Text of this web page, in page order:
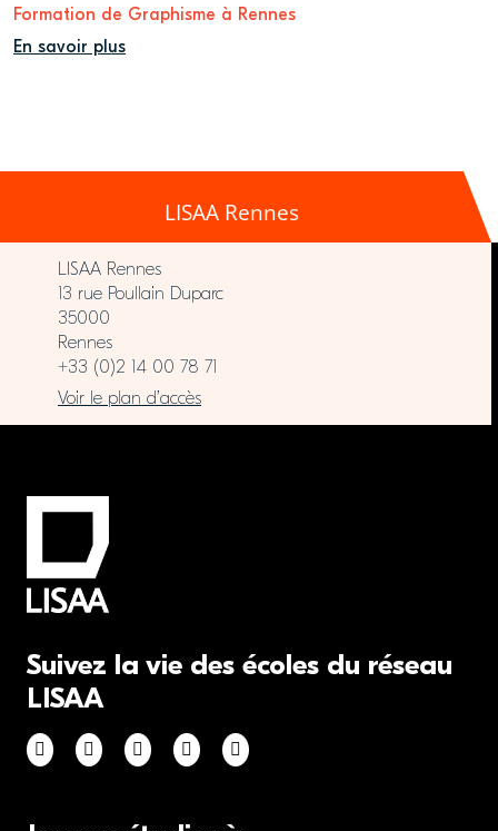
Formation de Graphisme à Rennes
En savoir plus
LISAA Rennes
LISAA Rennes
13 rue Poullain Duparc
35000
Rennes
+33 (0)2 14 00 78 71
Voir le plan d’accès
Suivez la vie des écoles du réseau
LISAA